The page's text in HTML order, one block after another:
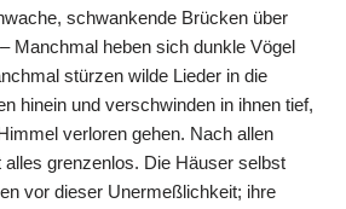
schwankende Brücken über
Manchmal heben sich dunkle Vögel
stürzen wilde Lieder in die
hinein und verschwinden in ihnen tief,
verloren gehen. Nach allen
alles grenzenlos. Die Häuser selbst
vor dieser Unermeßlichkeit; ihre